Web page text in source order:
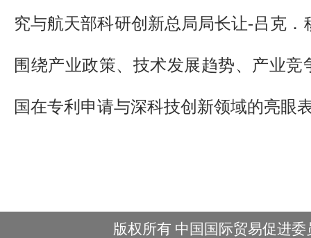
究与航天部科研创新总局局长让-吕克．
围绕产业政策、技术发展趋势、产业
国在专利申请与深科技创新领域的亮眼
版权所有 中国国际贸易促进